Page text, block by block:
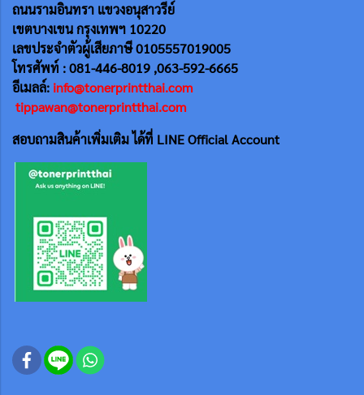
ถนนรามอินทรา แขวงอนุสาวรีย์
เขตบางเขน กรุงเทพฯ 10220
เลขประจำตัวผู้เสียภาษี 0105557019005
โทรศัพท์ : 081-446-8019 ,063-592-6665
อีเมลล์: info@tonerprintthai.com
tippawan@tonerprintthai.com
สอบถามสินค้าเพิ่มเติม ได้ที่ LINE Official Account